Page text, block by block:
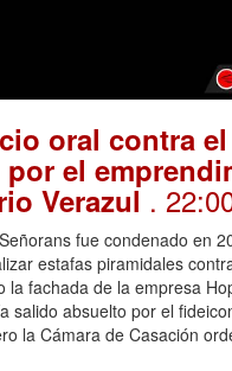
oral contra
el
Verazul .
fue condenado en
estafas piramidales
la fachada de la empresa
salido absuelto por el
la Cámara de Casación